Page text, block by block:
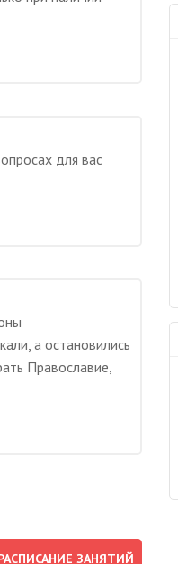
для вас
а остановились
Православие,